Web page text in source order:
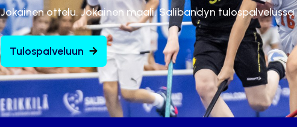
Jokainen ottelu. Jokainen maali. Salibandyn tulospalvelussa.
Tulospalveluun